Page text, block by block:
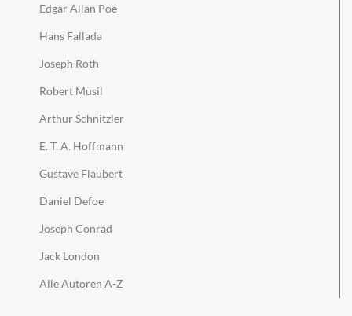
Edgar Allan Poe
Hans Fallada
Joseph Roth
Robert Musil
Arthur Schnitzler
E. T. A. Hoffmann
Gustave Flaubert
Daniel Defoe
Joseph Conrad
Jack London
Alle Autoren A-Z